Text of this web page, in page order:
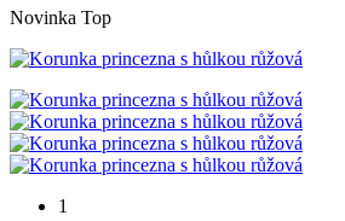
Novinka Top
1